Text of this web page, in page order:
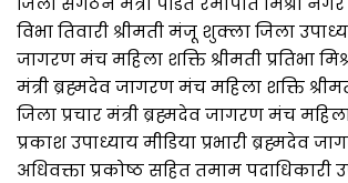
विभा तिवारी श्रीमती मंजू शुक्ला जिला
जागरण मंच महिला शक्ति श्रीमती प्रतिभा
मंत्री ब्रह्मदेव जागरण मंच महिला शक्ति
जिला प्रचार मंत्री ब्रह्मदेव जागरण मंच
प्रकाश उपाध्याय मीडिया प्रभारी ब्रह्मदेव
अधिवक्ता प्रकोष्ठ सहित तमाम पदाधिकारी